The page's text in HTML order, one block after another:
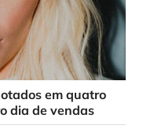
em quatro
dia de vendas